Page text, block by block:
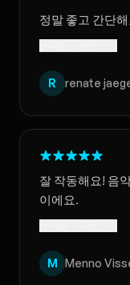
정말 좋고 간단
R renate
잘 작동해요! 음
이에요.
M Menno